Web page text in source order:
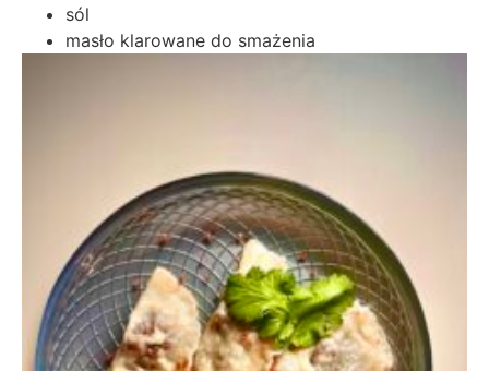
sól
masło klarowane do smażenia